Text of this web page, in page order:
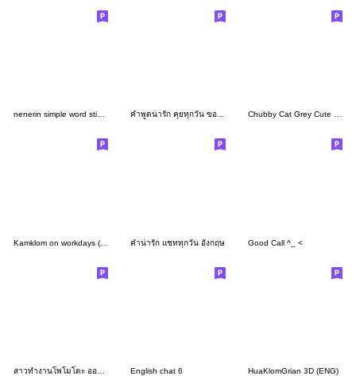
nenerin simple word sticker1187english คำพูดน่ารัก คุยทุกวัน ของคนน่ารัก Chubby Cat Grey Cute (EN)
คำน่ารัก แชททุกวัน อังกฤษ Good Call ^_ <
English chat 6 HuaKlomGrian 3D (ENG)